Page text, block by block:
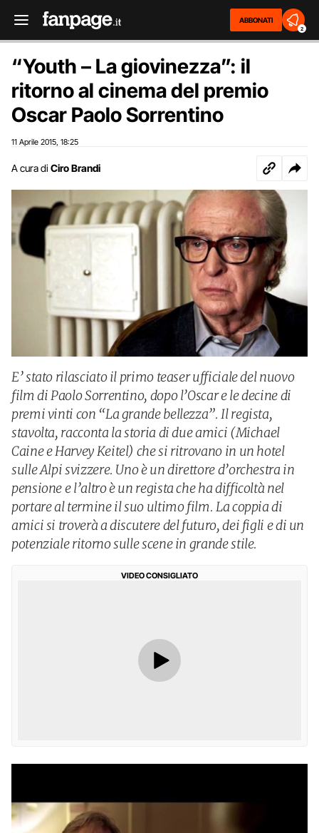
ABBONATI
2
“Youth – La giovinezza”: il
ritorno al cinema del premio
Oscar Paolo Sorrentino
11 Aprile 2015 18:25
A cura di Ciro Brandi
E’ stato rilasciato il primo teaser ufficiale del nuovo
film di Paolo Sorrentino, dopo l’Oscar e le decine di
premi vinti con “La grande bellezza”. Il regista,
stavolta, racconta la storia di due amici (Michael
Caine e Harvey Keitel) che si ritrovano in un hotel
sulle Alpi svizzere. Uno è un direttore d’orchestra in
pensione e l’altro è un regista che ha difficoltà nel
portare al termine il suo ultimo film. La coppia di
amici si troverà a discutere del futuro, dei figli e di un
potenziale ritorno sulle scene in grande stile.
VIDEO CONSIGLIATO